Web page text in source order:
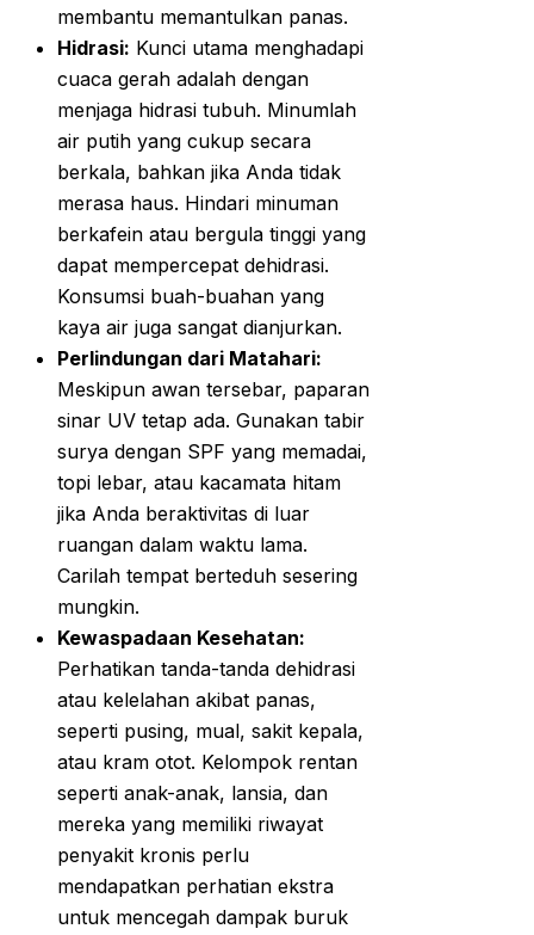
membantu memantulkan panas.
Hidrasi: Kunci utama menghadapi
cuaca gerah adalah dengan
menjaga hidrasi tubuh. Minumlah
air putih yang cukup secara
berkala, bahkan jika Anda tidak
merasa haus. Hindari minuman
berkafein atau bergula tinggi yang
dapat mempercepat dehidrasi.
Konsumsi buah-buahan yang
kaya air juga sangat dianjurkan.
Perlindungan dari Matahari:
Meskipun awan tersebar, paparan
sinar UV tetap ada. Gunakan tabir
surya dengan SPF yang memadai,
topi lebar, atau kacamata hitam
jika Anda beraktivitas di luar
ruangan dalam waktu lama.
Carilah tempat berteduh sesering
mungkin.
Kewaspadaan Kesehatan:
Perhatikan tanda-tanda dehidrasi
atau kelelahan akibat panas,
seperti pusing, mual, sakit kepala,
atau kram otot. Kelompok rentan
seperti anak-anak, lansia, dan
mereka yang memiliki riwayat
penyakit kronis perlu
mendapatkan perhatian ekstra
untuk mencegah dampak buruk